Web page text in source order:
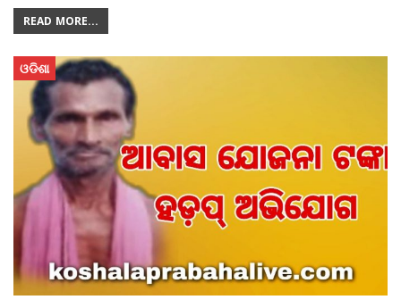
READ MORE...
ଓଡିଶା